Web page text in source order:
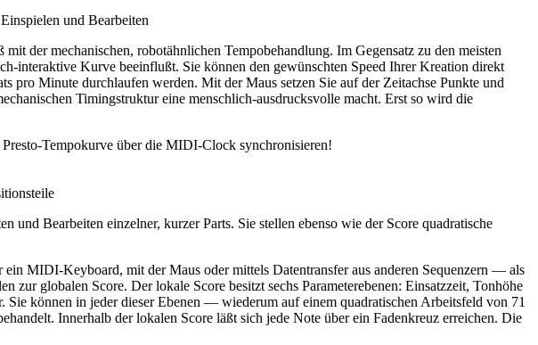
und Bearbeiten
der mechanischen, robotähnlichen Tempobehandlung. Im Gegensatz zu den meisten
interaktive Kurve beeinflußt. Sie können den gewünschten Speed Ihrer Kreation direkt
Minute durchlaufen werden. Mit der Maus setzen Sie auf der Zeitachse Punkte und
Timingstruktur eine menschlich-ausdrucksvolle macht. Erst so wird die
Tempokurve über die MIDI-Clock synchronisieren!
Bearbeiten einzelner, kurzer Parts. Sie stellen ebenso wie der Score quadratische
MIDI-Keyboard, mit der Maus oder mittels Datentransfer aus anderen Sequenzern — als
globalen Score. Der lokale Score besitzt sechs Parameterebenen: Einsatzzeit, Tonhöhe
Sie können in jeder dieser Ebenen — wiederum auf einem quadratischen Arbeitsfeld von 71
Innerhalb der lokalen Score läßt sich jede Note über ein Fadenkreuz erreichen. Die